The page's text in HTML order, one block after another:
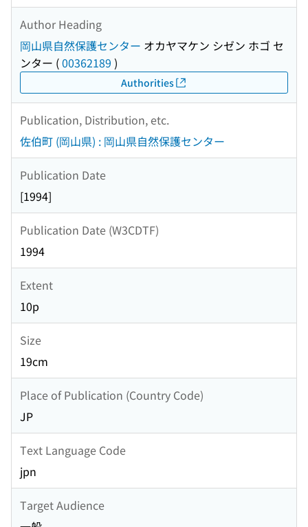
Author Heading
岡山県自然保護センター オカヤマケン シゼン ホゴ セ
ンター (00362189 )
Authorities
Publication, Distribution, etc.
佐伯町 (岡山県) : 岡山県自然保護センター
Publication Date
[1994]
Publication Date (W3CDTF)
1994
Extent
10p
Size
19cm
Place of Publication (Country Code)
JP
Text Language Code
jpn
Target Audience